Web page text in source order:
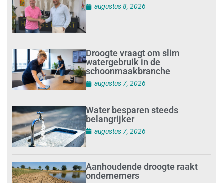
augustus 8, 2026
Droogte vraagt om slim
watergebruik in de
schoonmaakbranche
augustus 7, 2026
Water besparen steeds
belangrijker
augustus 7, 2026
Aanhoudende droogte raakt
ondernemers